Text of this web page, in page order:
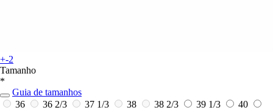
+-2
Tamanho
*
Guia de tamanhos
36
36 2/3 37 1/3 38 38 2/3 39 1/3
40